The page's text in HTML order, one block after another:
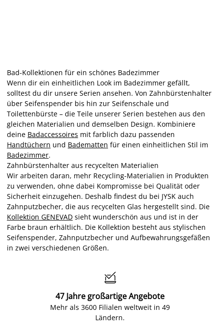
Bad-Kollektionen für ein schönes Badezimmer
Wenn dir ein einheitlichen Look im Badezimmer gefällt,
solltest du dir unsere Serien ansehen. Von Zahnbürstenhalter
über Seifenspender bis hin zur Seifenschale und
Toilettenbürste – die Teile unserer Serien bestehen aus den
gleichen Materialien und demselben Design. Kombiniere
deine Badaccessoires mit farblich dazu passenden
Handtüchern und Badematten für einen einheitlichen Stil im
Badezimmer.
Zahnbürstenhalter aus recycelten Materialien
Wir arbeiten daran, mehr Recycling-Materialien in Produkten
zu verwenden, ohne dabei Kompromisse bei Qualität oder
Sicherheit einzugehen. Deshalb findest du bei JYSK auch
Zahnputzbecher, die aus recycelten Glas hergestellt sind. Die
Kollektion GENEVAD sieht wunderschön aus und ist in der
Farbe braun erhältlich. Die Kollektion besteht aus stylischen
Seifenspender, Zahnputzbecher und Aufbewahrungsgefäßen
in zwei verschiedenen Größen.

47 Jahre großartige Angebote
Mehr als 3600 Filialen weltweit in 49
Ländern.